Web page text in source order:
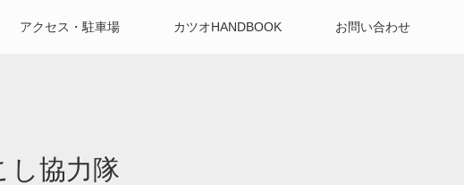
アクセス・駐車場 カツオHANDBOOK お問い合わせ
協力隊